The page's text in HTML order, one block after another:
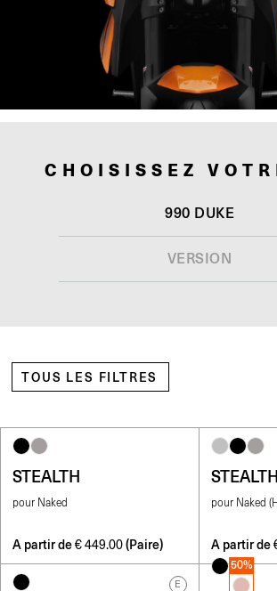
CHOISISSEZ
990 DUKE
VERSION
TOUS LES FILTRES
STEALTH
pour Naked
A partir de €449.00 (Paire)
pour Naked
A partir de
E
50%